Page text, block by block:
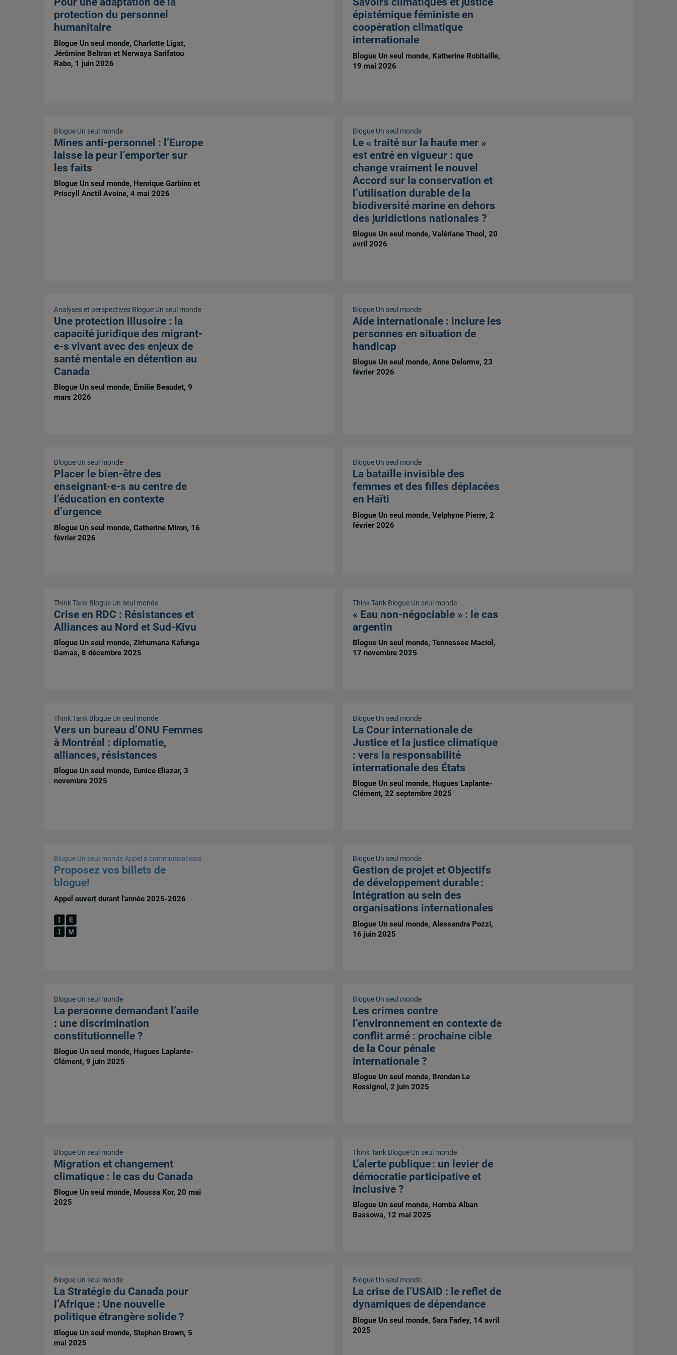
protection du personnel
humanitaire
Blogue Un seul monde, Charlotte Ligat,
Jérômine Beltran et Nerwaya Sarifatou
Rabo, 1 juin 2026
épistémique féministe en
coopération climatique
internationale
Blogue Un seul monde, Katherine Robitaille,
19 mai 2026
Blogue Un seul monde
Mines anti-personnel : l’Europe
laisse la peur l’emporter sur
les faits
Blogue Un seul monde, Henrique Garbino et
Priscyll Anctil Avoine, 4 mai 2026
Blogue Un seul monde
Le « traité sur la haute mer »
est entré en vigueur : que
change vraiment le nouvel
Accord sur la conservation et
l’utilisation durable de la
biodiversité marine en dehors
des juridictions nationales ?
Blogue Un seul monde, Valériane Thool, 20
avril 2026
Analyses et perspectives Blogue Un seul monde
Une protection illusoire : la
capacité juridique des migrant-
e-s vivant avec des enjeux de
santé mentale en détention au
Canada
Blogue Un seul monde, Émilie Beaudet, 9
mars 2026
Blogue Un seul monde
Aide internationale : inclure les
personnes en situation de
handicap
Blogue Un seul monde, Anne Delorme, 23
février 2026
Blogue Un seul monde
Placer le bien-être des
enseignant-e-s au centre de
l’éducation en contexte
d’urgence
Blogue Un seul monde, Catherine Miron, 16
février 2026
Blogue Un seul monde
La bataille invisible des
femmes et des filles déplacées
en Haïti
Blogue Un seul monde, Velphyne Pierre, 2
février 2026
Think Tank Blogue Un seul monde
Crise en RDC : Résistances et
Alliances au Nord et Sud-Kivu
Blogue Un seul monde, Zirhumana Kafunga
Damas, 8 décembre 2025
Think Tank Blogue Un seul monde
« Eau non-négociable » : le cas
argentin
Blogue Un seul monde, Tennessee Maciol,
17 novembre 2025
Think Tank Blogue Un seul monde
Vers un bureau d’ONU Femmes
à Montréal : diplomatie,
alliances, résistances
Blogue Un seul monde, Eunice Eliazar, 3
novembre 2025
Blogue Un seul monde
La Cour internationale de
Justice et la justice climatique
: vers la responsabilité
internationale des États
Blogue Un seul monde, Hugues Laplante-
Clément, 22 septembre 2025
Blogue Un seul mondeAppel à communications
Proposez vos billets de
blogue!
Appel ouvert durant l'année 2025-2026
Blogue Un seul monde
Gestion de projet et Objectifs
de développement durable :
Intégration au sein des
organisations internationales
Blogue Un seul monde, Alessandra Pozzi,
16 juin 2025
Blogue Un seul monde
La personne demandant l’asile
: une discrimination
constitutionnelle ?
Blogue Un seul monde, Hugues Laplante-
Clément, 9 juin 2025
Blogue Un seul monde
Les crimes contre
l’environnement en contexte de
conflit armé : prochaine cible
de la Cour pénale
internationale ?
Blogue Un seul monde, Brendan Le
Rossignol, 2 juin 2025
Blogue Un seul monde
Migration et changement
climatique : le cas du Canada
Blogue Un seul monde, Moussa Kor, 20 mai
2025
Think Tank Blogue Un seul monde
L’alerte publique : un levier de
démocratie participative et
inclusive ?
Blogue Un seul monde, Homba Alban
Bassowa, 12 mai 2025
Blogue Un seul monde
La Stratégie du Canada pour
l’Afrique : Une nouvelle
politique étrangère solide ?
Blogue Un seul monde, Stephen Brown, 5
mai 2025
Blogue Un seul monde
La crise de l’USAID : le reflet de
dynamiques de dépendance
Blogue Un seul monde, Sara Farley, 14 avril
2025